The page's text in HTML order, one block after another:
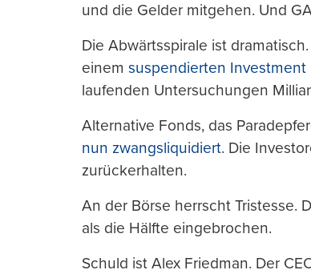
und die Gelder mitgehen. Und
Die Abwärtsspirale ist
einem suspendierten Investment
laufenden Untersuchungen
Alternative Fonds, das
nun zwangsliquidiert. Die
zurückerhalten.
An der Börse herrscht Tristesse.
als die Hälfte eingebrochen.
Schuld ist Alex Friedman. Der